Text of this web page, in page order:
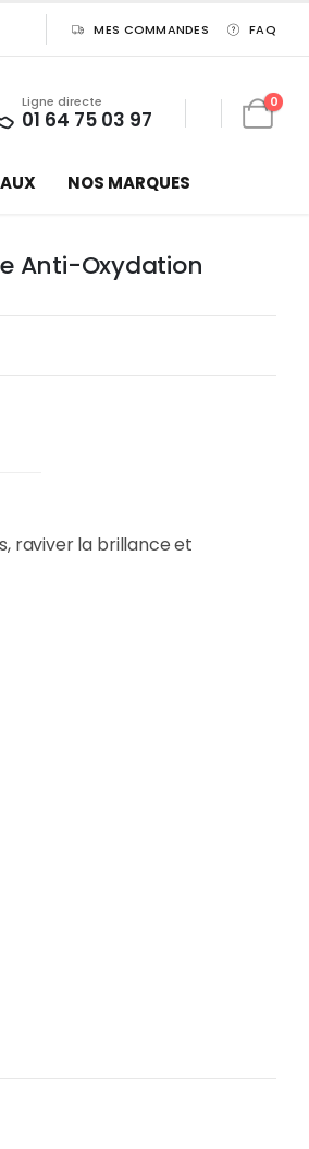
MES COMMANDES FAQ
Ligne directe
01 64 75 03 97
0
NOS MARQUES
Anti-Oxydation
raviver la brillance et